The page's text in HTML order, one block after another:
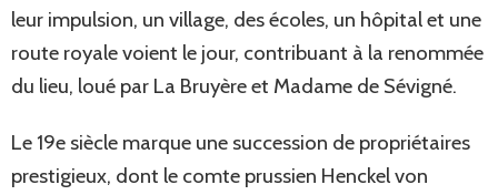
leur impulsion, un village, des écoles, un hôpital et une
route royale voient le jour, contribuant à la renommée
du lieu, loué par La Bruyère et Madame de Sévigné.
Le 19e siècle marque une succession de propriétaires
prestigieux, dont le comte prussien Henckel von